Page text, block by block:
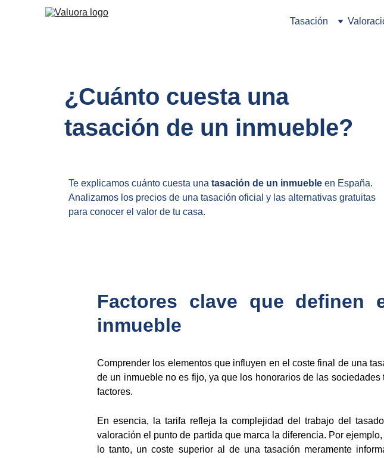
Tasación
¿Cuánto cuesta una
tasación de un inmueble?
Te explicamos cuánto cuesta una tasación de un inmueble en España.
Analizamos los precios de una tasación oficial y las alternativas gratuitas
para conocer el valor de tu casa.
Factores clave que
inmueble
Comprender los elementos que influyen en el coste final de una
de un inmueble no es fijo, ya que los honorarios de las
factores.
En esencia, la tarifa refleja la complejidad del trabajo del
valoración el punto de partida que marca la diferencia. Por
lo tanto, un coste superior al de una tasación meramente